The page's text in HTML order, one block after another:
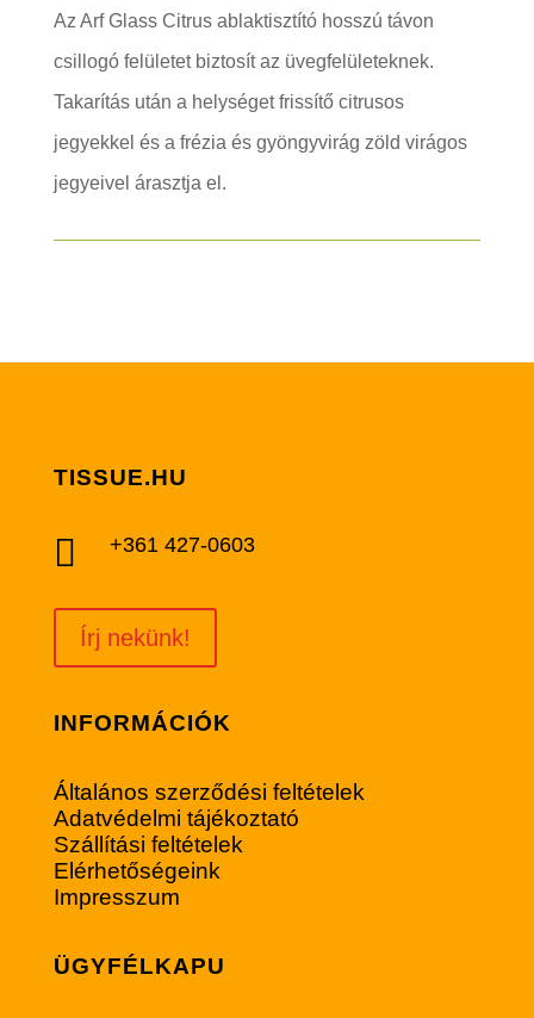
Az Arf Glass Citrus ablaktisztító hosszú távon
csillogó felületet biztosít az üvegfelületeknek.
Takarítás után a helységet frissítő citrusos
jegyekkel és a frézia és gyöngyvirág zöld virágos
jegyeivel árasztja el.
TISSUE.HU
 +361 427-0603
Írj nekünk!
INFORMÁCIÓK
Általános szerződési feltételek
Adatvédelmi tájékoztató
Szállítási feltételek
Elérhetőségeink
Impresszum
ÜGYFÉLKAPU